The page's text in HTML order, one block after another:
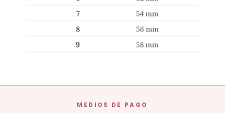
MEDIOS DE PAGO